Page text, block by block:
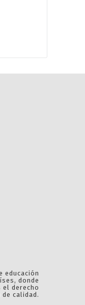
educación
donde
el derecho
de calidad.